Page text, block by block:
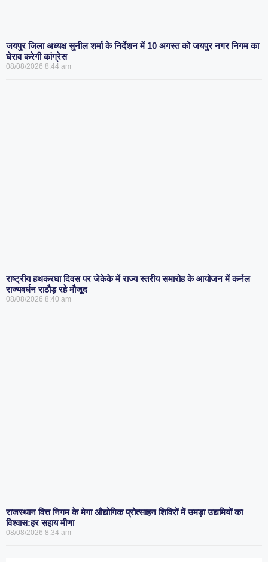
जयपुर जिला अध्यक्ष सुनील शर्मा के निर्देशन में 10 अगस्त को जयपुर नगर निगम का
घेराव करेगी कांग्रेस
08/08/2026 8:44 am
राष्ट्रीय हथकरघा दिवस पर जेकेके में राज्य स्तरीय समारोह के आयोजन में कर्नल
राज्यवर्धन राठौड़ रहे मौजूद
08/08/2026 8:40 am
राजस्थान वित्त निगम के मेगा औद्योगिक प्रोत्साहन शिविरों में उमड़ा उद्यमियों का
विश्वास:हर सहाय मीणा
08/08/2026 8:34 am